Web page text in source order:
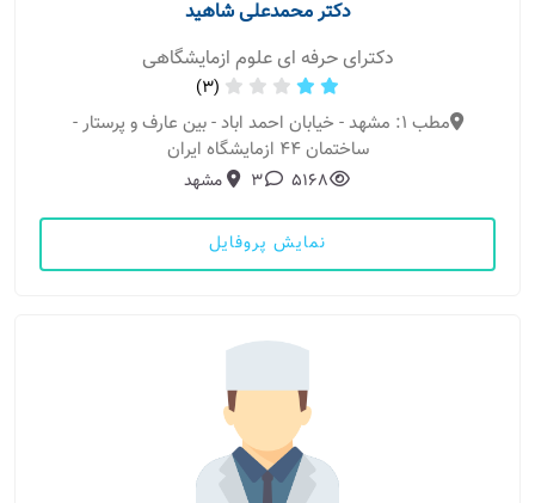
دکتر محمدعلی شاهید
دکترای حرفه ای علوم ازمایشگاهی
(3)
مطب 1: مشهد - خیابان احمد اباد - بین عارف و پرستار -
ساختمان 44 ازمایشگاه ایران
5168
3 مشهد
نمایش پروفایل